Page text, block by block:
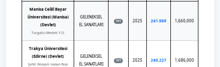
Manisa Celâl Bayar
Üniversitesi (Manisa)
(Devlet)
Turgutlu Meslek Y.O.
GELENEKSEL
EL SANATLARI
TYT 2025 241.989 1,660,000
Trakya Üniversitesi
(Edirne) (Devlet)
Şehit Ressam Hasan Rıza
GELENEKSEL
EL SANATLARI
TYT 2025 240.227 1,686,000